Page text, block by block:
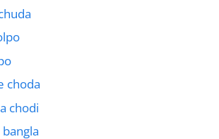
choda
chodi